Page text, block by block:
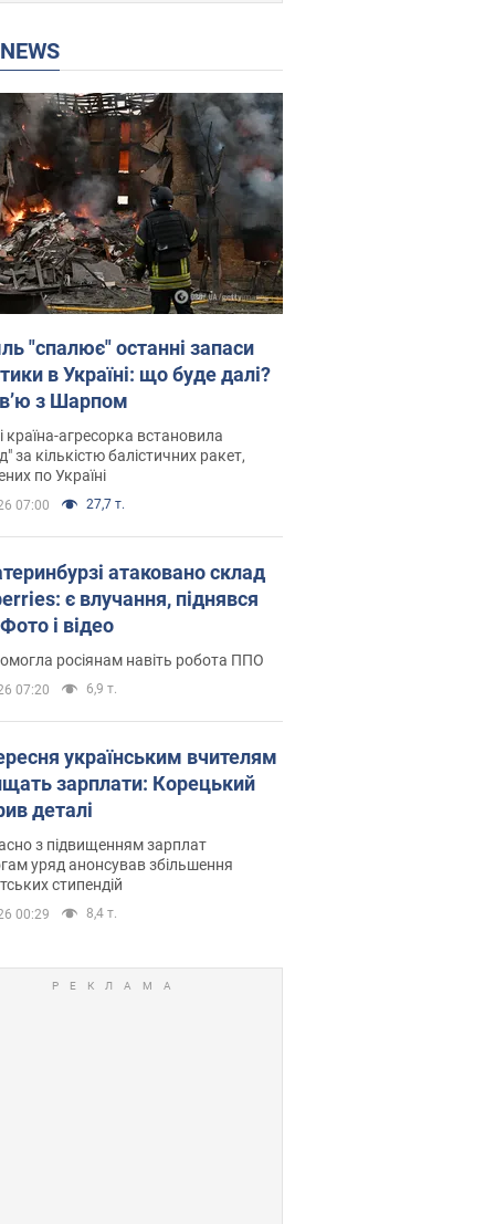
NEWS
"спалює" останні запаси
в Україні: що буде далі?
з Шарпом
країна-агресорка встановила
за кількістю балістичних ракет,
по Україні
07:00 27,7 т.
атаковано склад
є влучання, піднявся
і відео
росіянам навіть робота ППО
07:20 6,9 т.
українським вчителям
зарплати: Корецький
деталі
з підвищенням зарплат
уряд анонсував збільшення
стипендій
00:29 8,4 т.